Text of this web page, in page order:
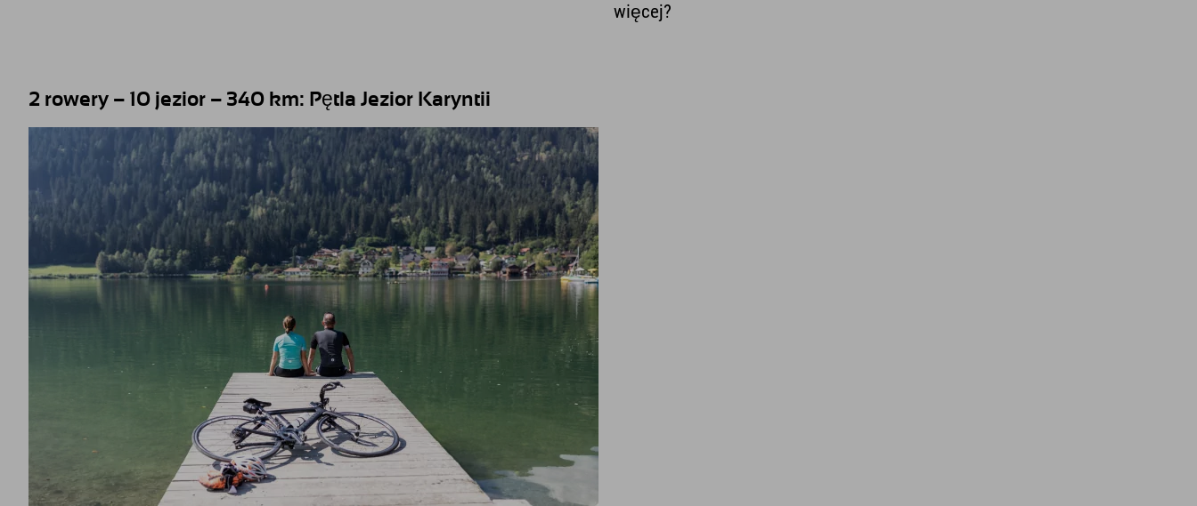
więcej?
2 rowery – 10 jezior – 340 km: Pętla Jezior Karyntii